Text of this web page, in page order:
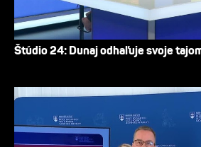
Štúdio 24: Dunaj odhaľuje svoje